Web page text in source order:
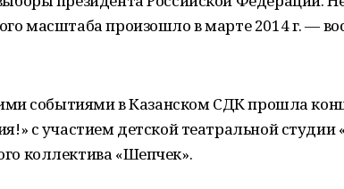
масштаба произошло в марте 2014 г. —
событиями в Казанском СДК прошла
с участием детской театральной студии
коллектива «Шепчек».